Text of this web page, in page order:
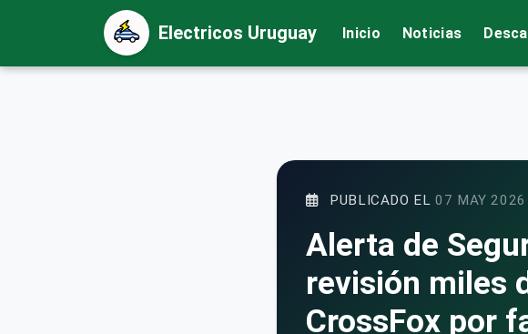
Electricos Uruguay Inicio Noticias
PUBLICADO EL07 MAY 2026
Alerta de
revisión miles
CrossFox por